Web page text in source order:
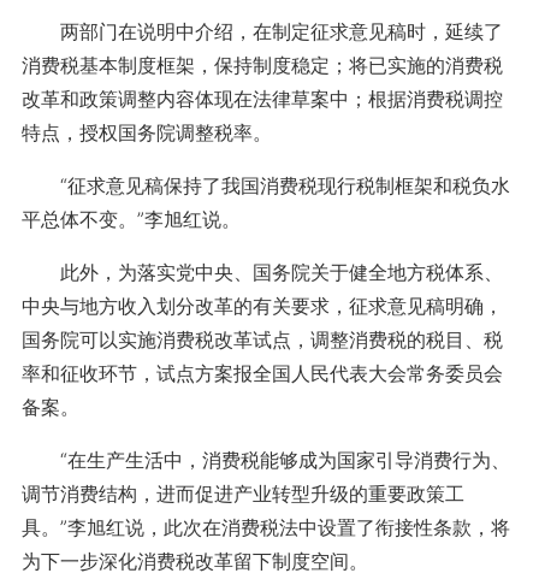
两部门在说明中介绍，在制定征求意见稿时，延续了
消费税基本制度框架，保持制度稳定；将已实施的消费税
改革和政策调整内容体现在法律草案中；根据消费税调控
特点，授权国务院调整税率。
“征求意见稿保持了我国消费税现行税制框架和税负水
平总体不变。”李旭红说。
此外，为落实党中央、国务院关于健全地方税体系、
中央与地方收入划分改革的有关要求，征求意见稿明确，
国务院可以实施消费税改革试点，调整消费税的税目、税
率和征收环节，试点方案报全国人民代表大会常务委员会
备案。
“在生产生活中，消费税能够成为国家引导消费行为、
调节消费结构，进而促进产业转型升级的重要政策工
具。”李旭红说，此次在消费税法中设置了衔接性条款，将
为下一步深化消费税改革留下制度空间。